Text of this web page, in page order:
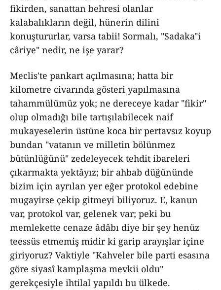
fikirden, sanattan behresi olanlar
kalabalıkların değil, hünerin dilini
konuştururlar, varsa tabii! Sormalı, "Sadaka"i
câriye" nedir, ne işe yarar?
Meclis'te pankart açılmasına; hatta bir
kilometre civarında gösteri yapılmasına
tahammülümüz yok; ne dereceye kadar "fikir"
olup olmadığı bile tartışılabilecek naif
mukayeselerin üstüne koca bir pertavsız koyup
bundan "vatanın ve milletin bölünmez
bütünlüğünü" zedeleyecek tehdit ibareleri
çıkarmakta yektâyız; bir ahbab düğününde
bizim için ayrılan yer eğer protokol edebine
mugayirse çekip gitmeyi biliyoruz. E, kanun
var, protokol var, gelenek var; peki bu
memlekette cenaze âdâbı diye bir şey henüz
teessüs etmemiş midir ki garip arayışlar içine
giriyoruz? Vaktiyle "Kahveler bile parti esasına
göre siyasî kamplaşma mevkii oldu"
gerekçesiyle ihtilal yapıldı bu ülkede.